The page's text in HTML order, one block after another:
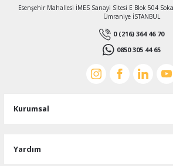
Esenşehir Mahallesi İMES Sanayi Sitesi E Blok 504
Ümraniye İSTANBUL
0 (216) 364 46 70
0850 305 44 65
Kurumsal
Yardım